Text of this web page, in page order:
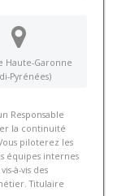
Haute-Garonne
Pyrénées)
Responsable
la continuité
piloterez les
équipes internes
à-vis des
Titulaire